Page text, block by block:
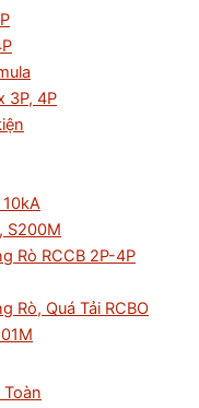
3P, 4P
S200M
Rò RCCB 2P-4P
Rò, Quá Tải RCBO
Toàn